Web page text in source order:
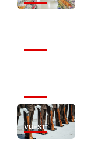
VIJESTI